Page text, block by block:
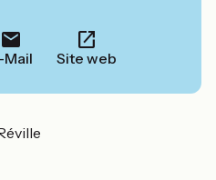
Mail Site web